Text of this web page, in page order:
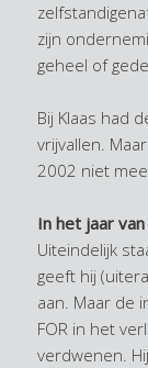
zijn
geheel of
Bij Klaas had
vrijvallen.
2002 niet
In het jaar
Uiteindelijk
geeft hij
aan. Maar de
FOR in het
verdwenen.